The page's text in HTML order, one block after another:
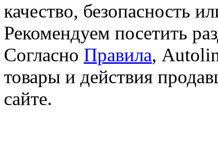
качество, безопасность
Рекомендуем посетить
Согласно Правила,
товары и действия
сайте.